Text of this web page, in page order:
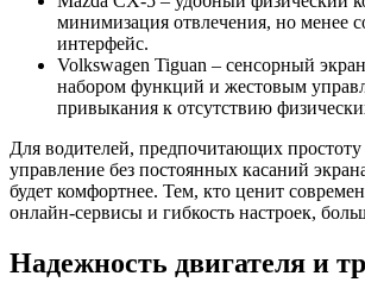
минимизация отвлечения, но менее
интерфейс.
Volkswagen Tiguan – сенсорный
набором функций и жестовым
привыкания к отсутствию
Для водителей, предпочитающих
управление без постоянных касаний
будет комфортнее. Тем, кто ценит
онлайн-сервисы и гибкость настроек,
Надежность двигателя и